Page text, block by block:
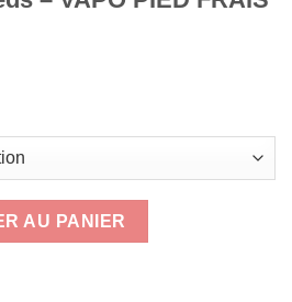
- VAPO PIED FRAIS ET SEC
AU PANIER